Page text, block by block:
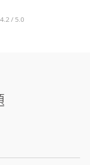
/ 5.0